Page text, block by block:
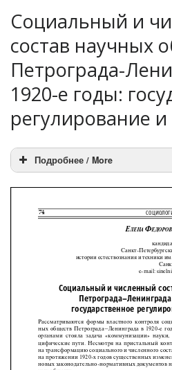
Социальный и
состав научных
Петрограда-
1920-е годы:
регулирование
Подробнее / More